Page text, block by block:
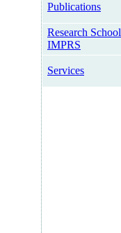
Publications
Research School
IMPRS
Services